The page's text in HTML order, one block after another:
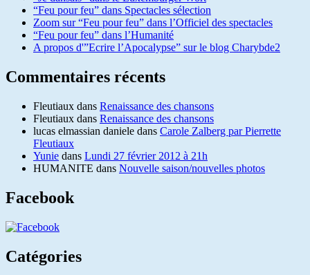
“Feu pour feu” dans Spectacles sélection
Zoom sur “Feu pour feu” dans l’Officiel des spectacles
“Feu pour feu” dans l’Humanité
A propos d'”Ecrire l’Apocalypse” sur le blog Charybde2
Commentaires récents
Fleutiaux dans Renaissance des chansons
Fleutiaux dans Renaissance des chansons
lucas elmassian daniele dans Carole Zalberg par Pierrette
Fleutiaux
Yunie dans Lundi 27 février 2012 à 21h
HUMANITE dans Nouvelle saison/nouvelles photos
Facebook
Catégories